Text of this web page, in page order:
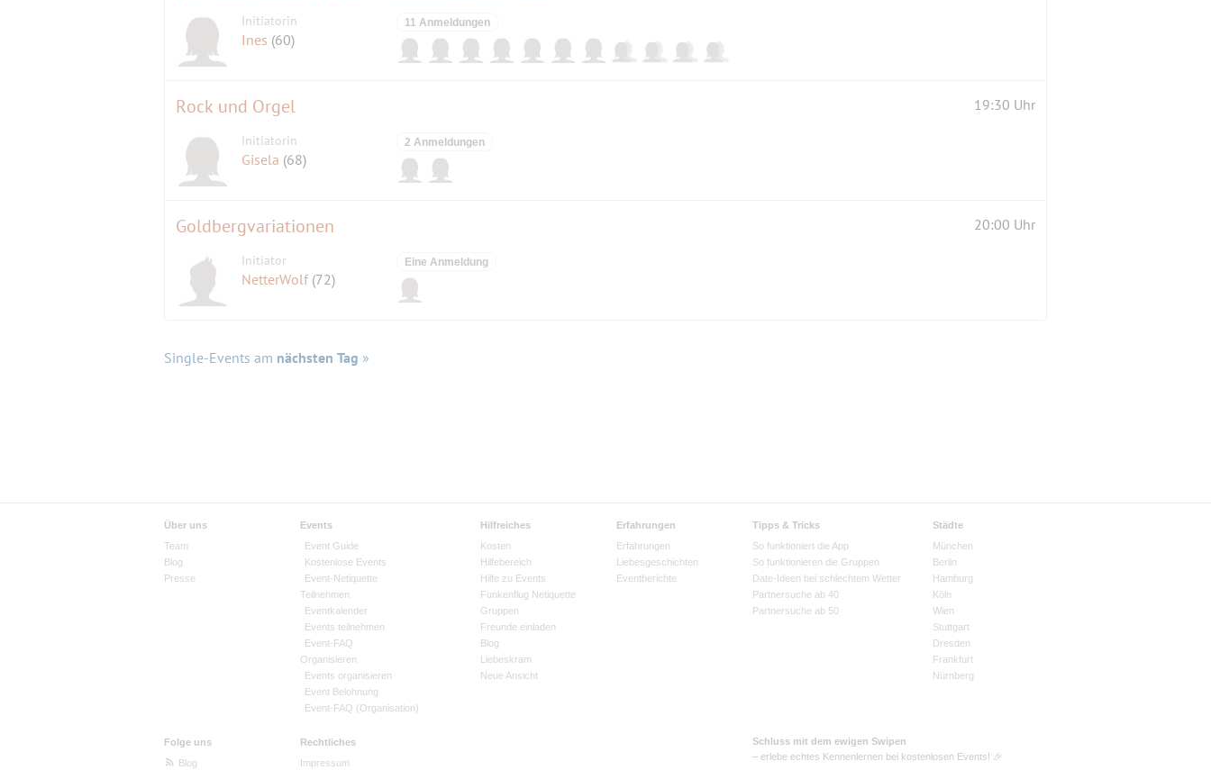
Initiatorin
Ines (60)
11 Anmeldungen
Rock und Orgel 19:30 Uhr
Initiatorin
Gisela (68)
2 Anmeldungen
Goldbergvariationen 20:00 Uhr
Initiator
NetterWolf (72)
Eine Anmeldung
Single-Events am nächsten Tag »
Über uns
Team
Blog
Presse
Events
Event Guide
Kostenlose Events
Event-Netiquette
Teilnehmen
Eventkalender
Events teilnehmen
Event-FAQ
Organisieren
Events organisieren
Event Belohnung
Event-FAQ (Organisation)
Hilfreiches
Kosten
Hilfebereich
Hilfe zu Events
Funkenflug Netiquette
Gruppen
Freunde einladen
Blog
Liebeskram
Neue Ansicht
Erfahrungen
Erfahrungen
Liebesgeschichten
Eventberichte
Tipps & Tricks
So funktioniert die App
So funktionieren die Gruppen
Date-Ideen bei schlechtem Wetter
Partnersuche ab 40
Partnersuche ab 50
Städte
München
Berlin
Hamburg
Köln
Wien
Stuttgart
Dresden
Frankfurt
Nürnberg
Folge uns
Blog
Rechtliches
Impressum
Schluss mit dem ewigen Swipen
– erlebe echtes Kennenlernen bei kostenlosen Events! 🎉